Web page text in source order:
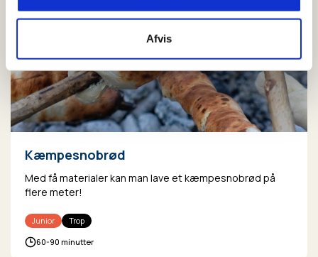
Afvis
Kæmpesnobrød
Med få materialer kan man lave et kæmpesnobrød på
flere meter!
Junior
Trop
60-90 minutter